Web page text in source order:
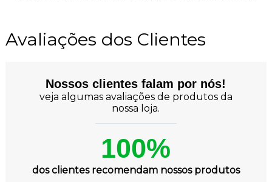
Avaliações dos Clientes
Nossos clientes falam por nós!
veja algumas avaliações de produtos da
nossa loja.
100%
dos clientes recomendam nossos produtos